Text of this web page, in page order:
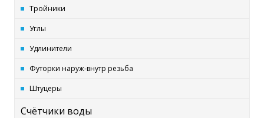
Тройники
Углы
Удлинители
Футорки наруж-внутр резьба
Штуцеры
Счётчики воды